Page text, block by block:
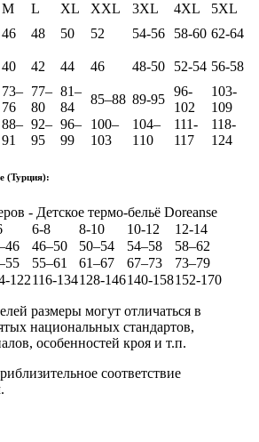
M L XL XXL 3XL 4XL
5XL
46 48 50 52 54-56 58-60 62-64
40 42 44 46 48-50 52-54 56-58
73–
76
77–
80
81–
84
85–88 89-95
96-
102
103-
109
88–
91
92–
95
96–
99
100–
103
104–
110
111-
117
118-
124
(Турция):
6-8 8-10 10-12
12-14
46–50 50–54 54–58
58–62
55–61 61–67 67–73
73–79
122116-134128-146140-158152-170
размеры могут отличаться в
национальных стандартов,
особенностей кроя и т.п.
соответствие